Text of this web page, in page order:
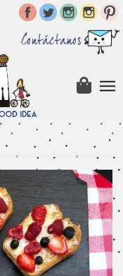
Contáctanos